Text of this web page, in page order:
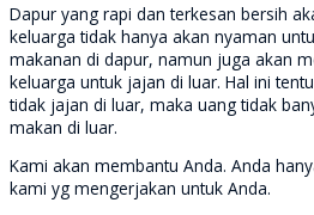
Dapur yang rapi dan terkesan bersih
keluarga tidak hanya akan nyaman
makanan di dapur, namun juga akan
keluarga untuk jajan di luar. Hal ini
tidak jajan di luar, maka uang tidak
makan di luar.
Kami akan membantu Anda. Anda
kami yg mengerjakan untuk Anda.